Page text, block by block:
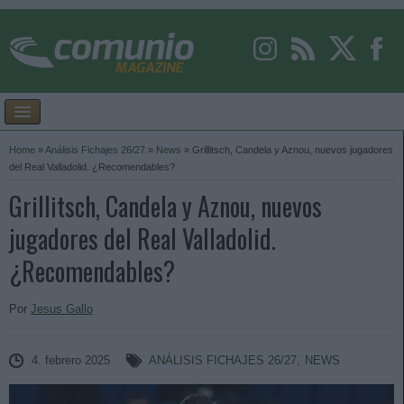
Home »Análisis Fichajes 26/27 » News » Grillitsch, Candela y Aznou, nuevos jugadores
del Real Valladolid. ¿Recomendables?
Grillitsch, Candela y Aznou, nuevos
jugadores del Real Valladolid.
¿Recomendables?
Por Jesus Gallo
4. febrero 2025 ANÁLISIS FICHAJES 26/27, NEWS